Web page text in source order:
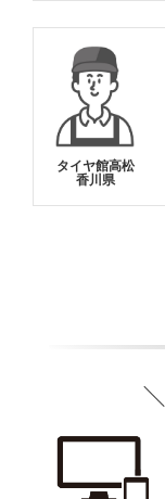
タイヤ館高松
香川県